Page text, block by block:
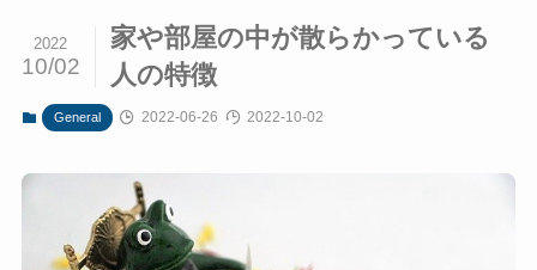
家や部屋の中が散らかっている
人の特徴
2022
10/02
General 2022-06-26 2022-10-02